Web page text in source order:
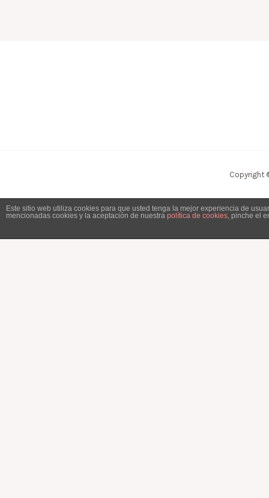
Copyright
Este sitio web utiliza cookies para que usted tenga la mejor experiencia de
mencionadas cookies y la aceptación de nuestra política de cookies, pinche el